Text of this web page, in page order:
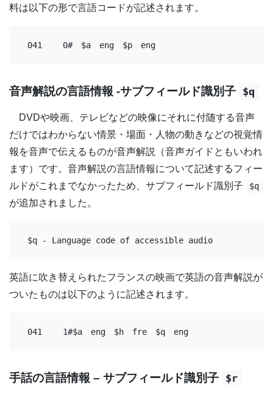
料は以下の形で言語コードが記述されます。
041	0#　$a　eng　$p　eng
音声解説の言語情報 -サブフィールド識別子 $q
DVDや映画、テレビなどの映像にそれに付随する音声
だけではわからない情景・場面・人物の動きなどの視覚情
報を音声で伝えるものが音声解説（音声ガイドともいわれ
ます）です。音声解説の言語情報について記述するフィー
ルドがこれまでなかったため、サブフィールド識別子
$q
が追加されました。
$q - Language code of accessible audio
英語に吹き替えられたフランスの映画で英語の音声解説が
ついたものは以下のように記述されます。
041	1#$a　eng　$h　fre　$q　eng
手話の言語情報 – サブフィールド識別子 $r